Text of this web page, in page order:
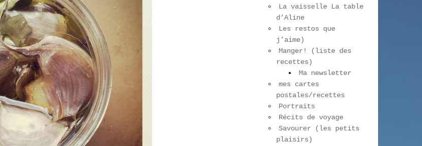
La vaisselle La table
d’Aline
Les restos que
j’aime)
Manger! (liste des
recettes)
Ma newsletter
mes cartes
postales/recettes
Portraits
Récits de voyage
Savourer (les petits
plaisirs)